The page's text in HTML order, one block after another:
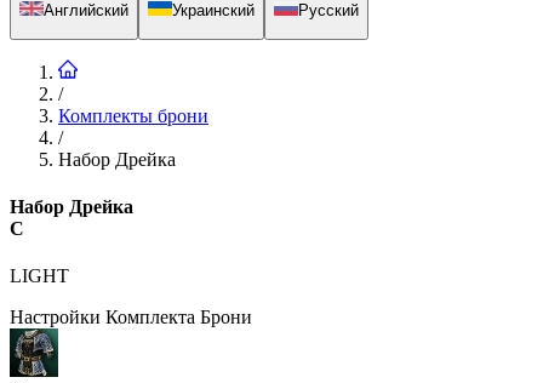
Английский Украинский Русский
/
Комплекты брони
/
Набор Дрейка
Набор Дрейка
C
LIGHT
Настройки Комплекта Брони